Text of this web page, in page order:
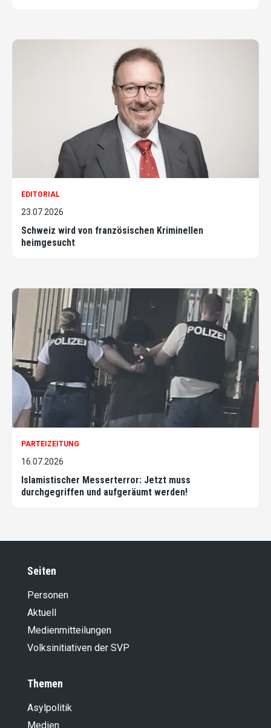
EDITORIAL
23.07.2026
Schweiz wird von französischen Kriminellen
heimgesucht
PARTEIZEITUNG
16.07.2026
Islamistischer Messerterror: Jetzt muss
durchgegriffen und aufgeräumt werden!
Seiten
Personen
Aktuell
Medienmitteilungen
Volksinitiativen der SVP
Themen
Asylpolitik
Medien